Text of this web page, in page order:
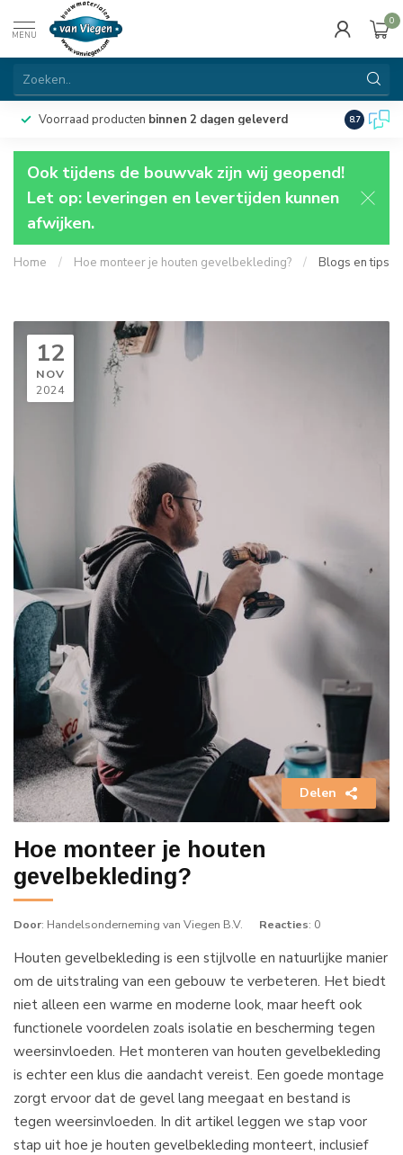
MENU
0
Voorraad producten binnen 2 dagen geleverd 8.7
Ook tijdens de bouwvak zijn wij geopend!
Let op: leveringen en levertijden kunnen
afwijken.
Home / Hoe monteer je houten gevelbekleding? / Blogs en tips
12
NOV
2024
Delen
Hoe monteer je houten
gevelbekleding?
Door: Handelsonderneming van Viegen B.V. Reacties: 0
Houten gevelbekleding is een stijlvolle en natuurlijke manier
om de uitstraling van een gebouw te verbeteren. Het biedt
niet alleen een warme en moderne look, maar heeft ook
functionele voordelen zoals isolatie en bescherming tegen
weersinvloeden. Het monteren van houten gevelbekleding
is echter een klus die aandacht vereist. Een goede montage
zorgt ervoor dat de gevel lang meegaat en bestand is
tegen weersinvloeden. In dit artikel leggen we stap voor
stap uit hoe je houten gevelbekleding monteert, inclusief